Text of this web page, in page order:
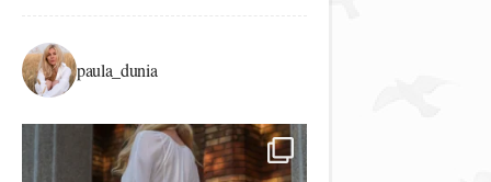
paula_dunia